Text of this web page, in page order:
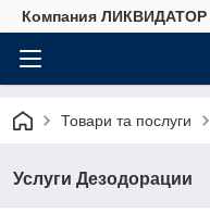
Компания ЛИКВИДАТОР
Товари та послуги
Услуги Дезодорации